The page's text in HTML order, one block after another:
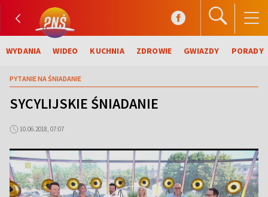
WYDANIA WIDEO KUCHNIA ZDROWIE GWIAZDY PORADY
PYTANIE NA ŚNIADANIE
SYCYLIJSKIE ŚNIADANIE
10.06.2018, 07:07